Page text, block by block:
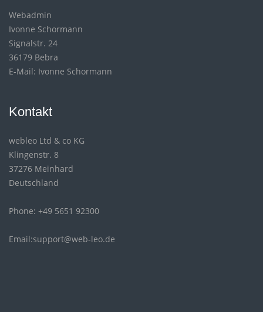
Webadmin
Ivonne Schormann
Signalstr. 24
36179 Bebra
E-Mail: Ivonne Schormann
Kontakt
webleo Ltd & co KG
Klingenstr. 8
37276 Meinhard
Deutschland
Phone: +49 5651 92300
Email:support@web-leo.de